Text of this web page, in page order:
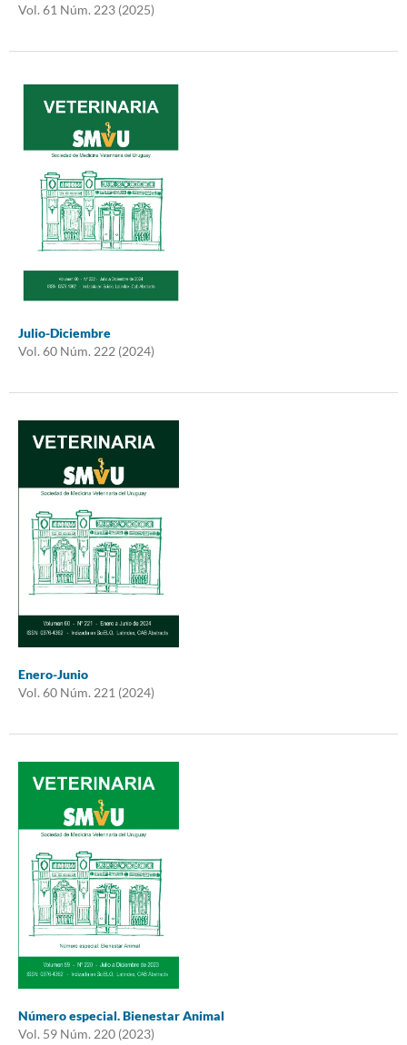
Vol. 61 Núm. 223 (2025)
Julio-Diciembre
Vol. 60 Núm. 222 (2024)
Enero-Junio
Vol. 60 Núm. 221 (2024)
Número especial. Bienestar Animal
Vol. 59 Núm. 220 (2023)